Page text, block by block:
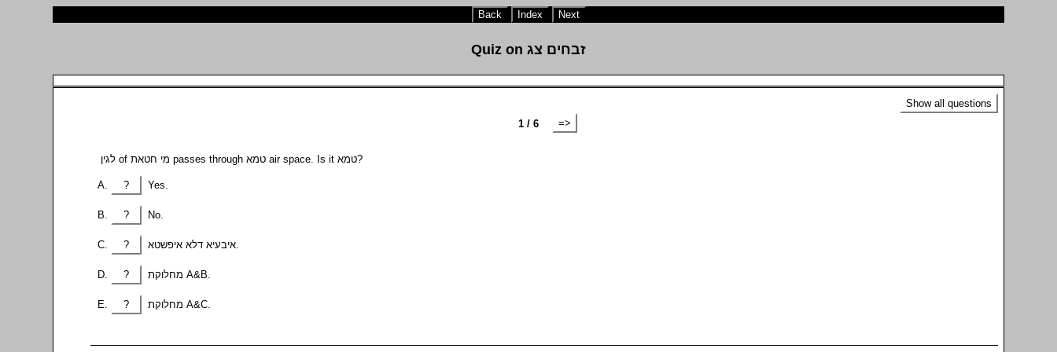
Back Index Next
Quiz on זבחים צג
Show all questions
1 / 6
=>
לגין of מי חטאת passes through טמא air space. Is it טמא?
? Yes.
? No.
? איבעיא דלא איפשטא.
? מחלוקת A&B.
? מחלוקת A&C.